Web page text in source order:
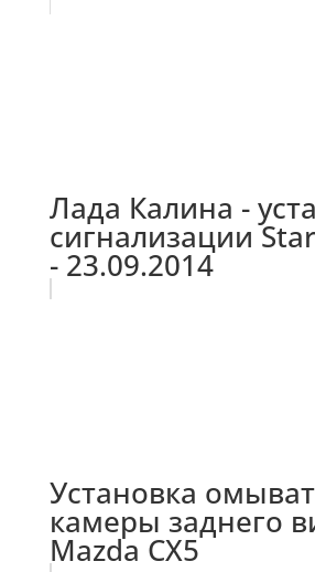
Лада Калина -
сигнализации
- 23.09.2014
Установка
камеры заднего
Mazda CX5